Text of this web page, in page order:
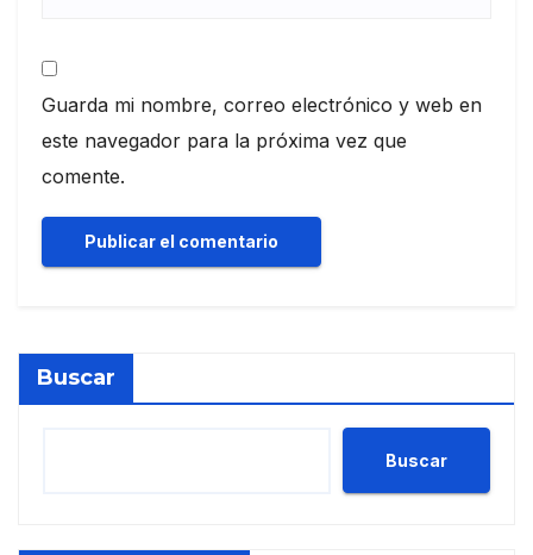
Guarda mi nombre, correo electrónico y web en
este navegador para la próxima vez que
comente.
Buscar
Buscar